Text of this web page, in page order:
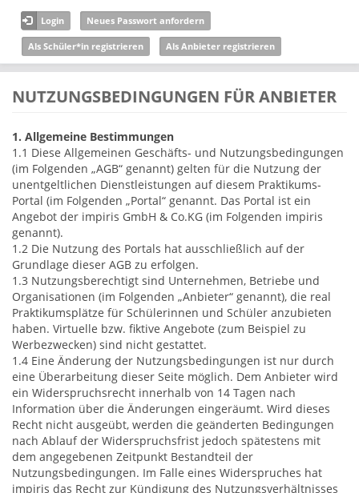
Direkt zum Inhalt
Login Neues Passwort anfordern
Als Schüler*in registrieren Als Anbieter registrieren
NUTZUNGSBEDINGUNGEN FÜR ANBIETER
1. Allgemeine Bestimmungen
1.1 Diese Allgemeinen Geschäfts- und Nutzungsbedingungen
(im Folgenden „AGB“ genannt) gelten für die Nutzung der
unentgeltlichen Dienstleistungen auf diesem Praktikums-
Portal (im Folgenden „Portal“ genannt. Das Portal ist ein
Angebot der impiris GmbH & Co.KG (im Folgenden impiris
genannt).
1.2 Die Nutzung des Portals hat ausschließlich auf der
Grundlage dieser AGB zu erfolgen.
1.3 Nutzungsberechtigt sind Unternehmen, Betriebe und
Organisationen (im Folgenden „Anbieter“ genannt), die real
Praktikumsplätze für Schülerinnen und Schüler anzubieten
haben. Virtuelle bzw. fiktive Angebote (zum Beispiel zu
Werbezwecken) sind nicht gestattet.
1.4 Eine Änderung der Nutzungsbedingungen ist nur durch
eine Überarbeitung dieser Seite möglich. Dem Anbieter wird
ein Widerspruchsrecht innerhalb von 14 Tagen nach
Information über die Änderungen eingeräumt. Wird dieses
Recht nicht ausgeübt, werden die geänderten Bedingungen
nach Ablauf der Widerspruchsfrist jedoch spätestens mit
dem angegebenen Zeitpunkt Bestandteil der
Nutzungsbedingungen. Im Falle eines Widerspruches hat
impiris das Recht zur Kündigung des Nutzungsverhältnisses